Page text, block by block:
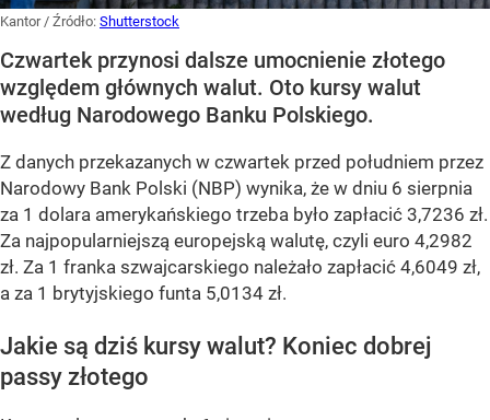
Kantor / Źródło: Shutterstock
Czwartek przynosi dalsze umocnienie złotego
względem głównych walut. Oto kursy walut
według Narodowego Banku Polskiego.
Z danych przekazanych w czwartek przed południem przez
Narodowy Bank Polski (NBP) wynika, że w dniu 6 sierpnia
za 1 dolara amerykańskiego trzeba było zapłacić 3,7236 zł.
Za najpopularniejszą europejską walutę, czyli euro 4,2982
zł. Za 1 franka szwajcarskiego należało zapłacić 4,6049 zł,
a za 1 brytyjskiego funta 5,0134 zł.
Jakie są dziś kursy walut? Koniec dobrej
passy złotego